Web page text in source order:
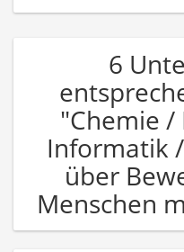
6
"Chemie /
Informatik
über
Menschen